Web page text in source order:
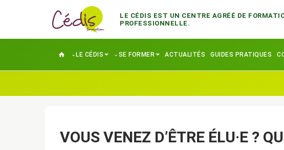
LE CÉDIS EST UN CENTRE AGRÉÉ DE
PROFESSIONNELLE.
LE CÉDIS SE FORMER ACTUALITÉS GUIDES PRATIQUES
VOUS VENEZ D’ÊTRE ÉLU·E ?